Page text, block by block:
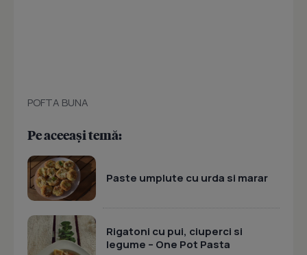
POFTA BUNA
Pe aceeași temă:
Paste umplute cu urda si marar
Rigatoni cu pui, ciuperci si
legume – One Pot Pasta